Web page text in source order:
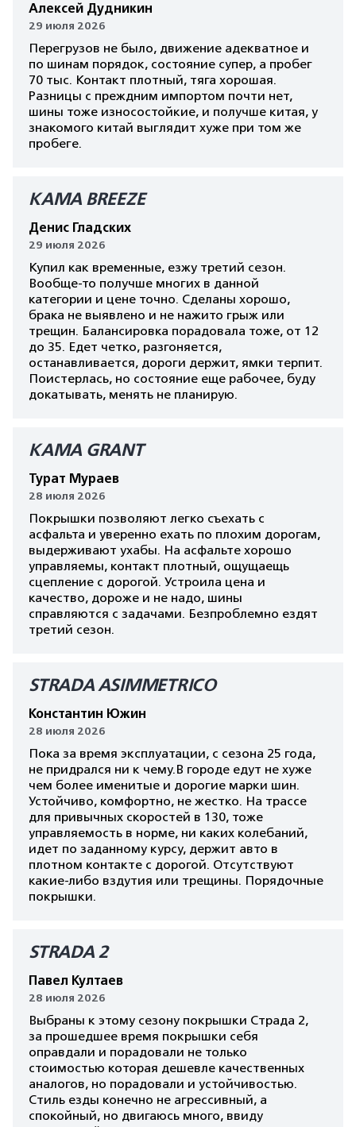
Алексей Дудникин
29 июля 2026
Перегрузов не было, движение адекватное и
по шинам порядок, состояние супер, а пробег
70 тыс. Контакт плотный, тяга хорошая.
Разницы с преждним импортом почти нет,
шины тоже износостойкие, и получше китая, у
знакомого китай выглядит хуже при том же
пробеге.
КАМА BREEZE
Денис Гладских
29 июля 2026
Купил как временные, езжу третий сезон.
Вообще-то получше многих в данной
категории и цене точно. Сделаны хорошо,
брака не выявлено и не нажито грыж или
трещин. Балансировка порадовала тоже, от 12
до 35. Едет четко, разгоняется,
останавливается, дороги держит, ямки терпит.
Поистерлась, но состояние еще рабочее, буду
докатывать, менять не планирую.
КАМА GRANT
Турат Мураев
28 июля 2026
Покрышки позволяют легко съехать с
асфальта и уверенно ехать по плохим дорогам,
выдерживают ухабы. На асфальте хорошо
управляемы, контакт плотный, ощущаещь
сцепление с дорогой. Устроила цена и
качество, дороже и не надо, шины
справляются с задачами. Безпроблемно ездят
третий сезон.
STRADA ASIMMETRICO
Константин Южин
28 июля 2026
Пока за время эксплуатации, с сезона 25 года,
не придрался ни к чему.В городе едут не хуже
чем более именитые и дорогие марки шин.
Устойчиво, комфортно, не жестко. На трассе
для привычных скоростей в 130, тоже
управляемость в норме, ни каких колебаний,
идет по заданному курсу, держит авто в
плотном контакте с дорогой. Отсутствуют
какие-либо вздутия или трещины. Порядочные
покрышки.
STRADA 2
Павел Култаев
28 июля 2026
Выбраны к этому сезону покрышки Страда 2,
за прошедшее время покрышки себя
оправдали и порадовали не только
стоимостью которая дешевле качественных
аналогов, но порадовали и устойчивостью.
Стиль езды конечно не агрессивный, а
спокойный, но двигаюсь много, ввиду